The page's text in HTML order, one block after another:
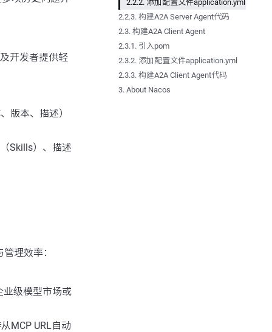
开发者提供轻
版本、描述）
Skills）、描述
理效率：
业级模型市场或
MCP URL自动
2.2.2. 添加配置文件application.yml
2.2.3. 构建A2A Server Agent代码
2.3. 构建A2A Client Agent
2.3.1. 引入pom
2.3.2. 添加配置文件application.yml
2.3.3. 构建A2A Client Agent代码
3. About Nacos